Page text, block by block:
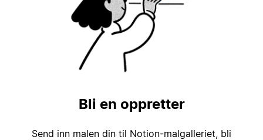
Bli en oppretter
Send inn malen din til Notion-malgalleriet, bli